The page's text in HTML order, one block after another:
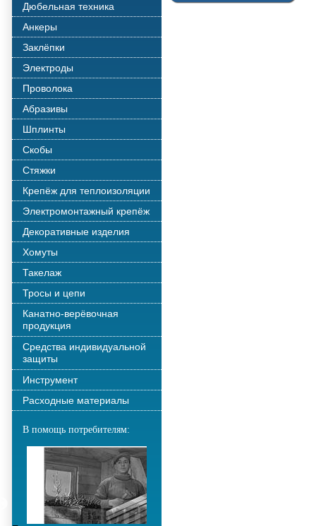
Дюбельная техника
Анкеры
Заклёпки
Электроды
Проволока
Абразивы
Шплинты
Скобы
Стяжки
Крепёж для теплоизоляции
Электромонтажный крепёж
Декоративные изделия
Хомуты
Такелаж
Тросы и цепи
Канатно-верёвочная
продукция
Средства индивидуальной
защиты
Инструмент
Расходные материалы
В помощь потребителям: